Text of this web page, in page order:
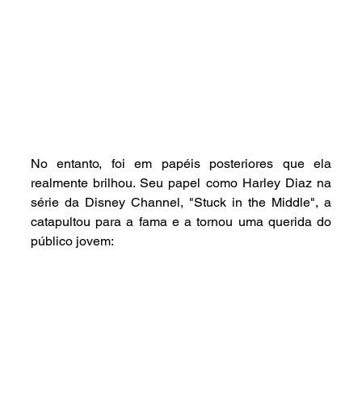
No entanto, foi em papéis posteriores que ela
realmente brilhou. Seu papel como Harley Diaz na
série da Disney Channel, "Stuck in the Middle", a
catapultou para a fama e a tornou uma querida do
público jovem: